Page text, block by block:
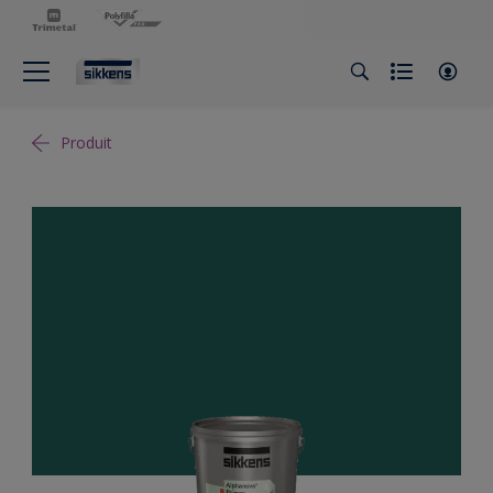
Produit